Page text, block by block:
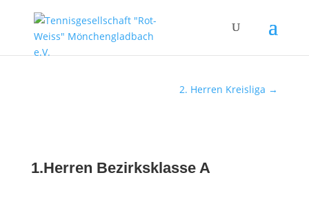
2. Herren Kreisliga →
1.Herren Bezirksklasse A